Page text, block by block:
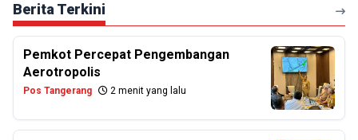
Berita Terkini
Pemkot Percepat Pengembangan
Aerotropolis
Pos Tangerang 2 menit yang lalu